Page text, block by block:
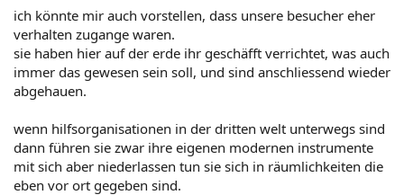
ich könnte mir auch vorstellen, dass unsere besucher eher
verhalten zugange waren.
sie haben hier auf der erde ihr geschäfft verrichtet, was auch
immer das gewesen sein soll, und sind anschliessend wieder
abgehauen.
wenn hilfsorganisationen in der dritten welt unterwegs sind
dann führen sie zwar ihre eigenen modernen instrumente
mit sich aber niederlassen tun sie sich in räumlichkeiten die
eben vor ort gegeben sind.